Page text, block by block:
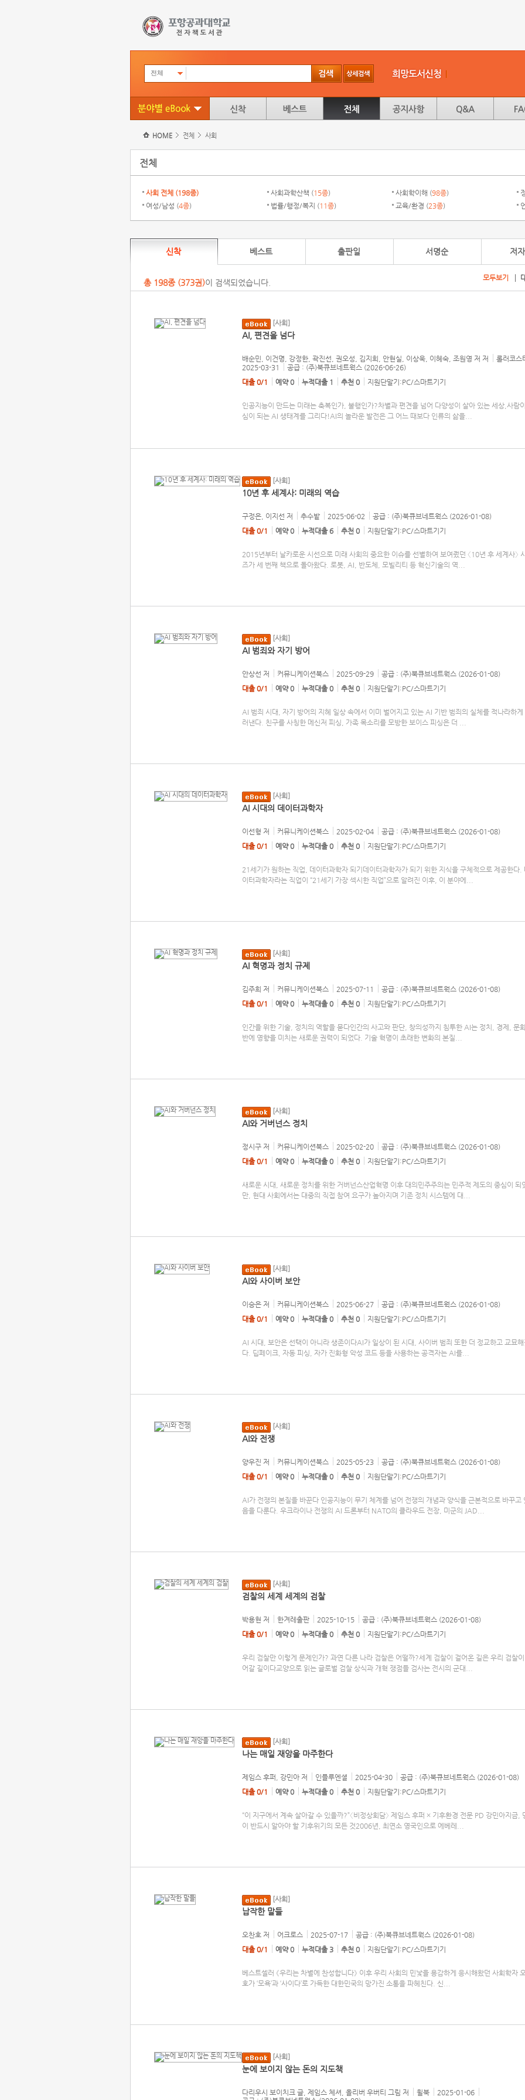
전체
HOME 전체 사회
전체
사회 전체 (198종) 사회과학산책 (15종) 사회학이해 (98종)
여성/남성 (4종) 법률/행정/복지 (11종) 교육/환경 (23종)
신착 베스트 출판일 서명순 저
총 198종 (373권)이 검색되었습니다. 모두보기
[사회]
AI, 편견을 넘다
배순민, 이건명, 강정한, 곽진선, 권오성, 김지희, 안현실, 이상욱, 이혜숙, 조원영 저 저
롤러코스
2025-03-31
공급 : (주)북큐브네트웍스 (2026-06-26)
대출 0/1
예약 0 누적대출 1 추천 0 지원단말기:PC/스마트기기
인공지능이 만드는 미래는 축복인가, 불행인가?차별과 편견을 넘어 다양성이 살아 있는 세상,사람
심이 되는 AI 생태계를 그리다!AI의 놀라운 발전은 그 어느 때보다 인류의 삶을
[사회]
10년 후 세계사: 미래의 역습
구정은, 이지선 저 추수밭 2025-06-02
공급 : (주)북큐브네트웍스 (2026-01-08)
대출 0/1
예약 0 누적대출 6 추천 0 지원단말기:PC/스마트기기
2015년부터 날카로운 시선으로 미래 사회의 중요한 이슈를 선별하여 보여줬던 〈10년 후 세계사〉
즈가 세 번째 책으로 돌아왔다. 로봇, AI, 반도체, 모빌리티 등 혁신기술의 역
[사회]
AI 범죄와 자기 방어
안상선 저 커뮤니케이션북스 2025-09-29
공급 : (주)북큐브네트웍스 (2026-01-08)
대출 0/1
예약 0 누적대출 0 추천 0 지원단말기:PC/스마트기기
AI 범죄 시대, 자기 방어의 지혜 일상 속에서 이미 벌어지고 있는 AI 기반 범죄의 실체를 적나라하게
러낸다. 친구를 사칭한 메신저 피싱, 가족 목소리를 모방한 보이스 피싱은 더
[사회]
AI 시대의 데이터과학자
이선형 저 커뮤니케이션북스 2025-02-04
공급 : (주)북큐브네트웍스 (2026-01-08)
대출 0/1
예약 0 누적대출 0 추천 0 지원단말기:PC/스마트기기
21세기가 원하는 직업, 데이터과학자 되기데이터과학자가 되기 위한 지식을 구체적으로 제공한다.
이터과학자라는 직업이 “21세기 가장 섹시한 직업”으로 알려진 이후, 이 분야에
[사회]
AI 혁명과 정치 규제
김주희 저 커뮤니케이션북스 2025-07-11
공급 : (주)북큐브네트웍스 (2026-01-08)
대출 0/1
예약 0 누적대출 0 추천 0 지원단말기:PC/스마트기기
인간을 위한 기술, 정치의 역할을 묻다인간의 사고와 판단, 창의성까지 침투한 AI는 정치, 경제, 문
반에 영향을 미치는 새로운 권력이 되었다. 기술 혁명이 초래한 변화의 본질
[사회]
AI와 거버넌스 정치
정시구 저 커뮤니케이션북스 2025-02-20
공급 : (주)북큐브네트웍스 (2026-01-08)
대출 0/1
예약 0 누적대출 0 추천 0 지원단말기:PC/스마트기기
새로운 시대, 새로운 정치를 위한 거버넌스산업혁명 이후 대의민주주의는 민주적 제도의 중심이 되
만, 현대 사회에서는 대중의 직접 참여 요구가 높아지며 기존 정치 시스템에 대
[사회]
AI와 사이버 보안
이승은 저 커뮤니케이션북스 2025-06-27
공급 : (주)북큐브네트웍스 (2026-01-08)
대출 0/1
예약 0 누적대출 0 추천 0 지원단말기:PC/스마트기기
AI 시대, 보안은 선택이 아니라 생존이다AI가 일상이 된 시대, 사이버 범죄 또한 더 정교하고 교묘
다. 딥페이크, 자동 피싱, 자가 진화형 악성 코드 등을 사용하는 공격자는 AI를
[사회]
AI와 전쟁
양우진 저 커뮤니케이션북스 2025-05-23
공급 : (주)북큐브네트웍스 (2026-01-08)
대출 0/1
예약 0 누적대출 0 추천 0 지원단말기:PC/스마트기기
AI가 전쟁의 본질을 바꾼다 인공지능이 무기 체계를 넘어 전쟁의 개념과 양식을 근본적으로 바꾸고
음을 다룬다. 우크라이나 전쟁의 AI 드론부터 NATO의 클라우드 전장, 미군의 JAD
[사회]
검찰의 세계 세계의 검찰
박용현 저 한겨레출판 2025-10-15
공급 : (주)북큐브네트웍스 (2026-01-08)
대출 0/1
예약 0 누적대출 0 추천 0 지원단말기:PC/스마트기기
우리 검찰만 이렇게 문제인가? 과연 다른 나라 검찰은 어떨까?세계 검찰이 걸어온 길은 우리 검찰
어갈 길이다교양으로 읽는 글로벌 검찰 상식과 개혁 쟁점들 검사는 전시의 군대
[사회]
나는 매일 재앙을 마주한다
제임스 후퍼, 강민아 저 인플루엔셜 2025-04-30
공급 : (주)북큐브네트웍스 (2026-01-08)
대출 0/1
예약 0 누적대출 0 추천 0 지원단말기:PC/스마트기기
“이 지구에서 계속 살아갈 수 있을까?”〈비정상회담〉 제임스 후퍼 × 기후환경 전문 PD 강민아지금,
이 반드시 알아야 할 기후위기의 모든 것2006년, 최연소 영국인으로 에베레
[사회]
납작한 말들
오찬호 저 어크로스 2025-07-17
공급 : (주)북큐브네트웍스 (2026-01-08)
대출 0/1
예약 0 누적대출 3 추천 0 지원단말기:PC/스마트기기
베스트셀러 《우리는 차별에 찬성합니다》 이후 우리 사회의 민낯을 용감하게 응시해왔던 사회학자
호가 ‘모욕’과 ‘사이다’로 가득한 대한민국의 망가진 소통을 파헤친다. 신
[사회]
눈에 보이지 않는 돈의 지도책
다리우시 보이치크 글, 제임스 체셔, 올리버 우버티 그림 저 윌북
2025-01-06